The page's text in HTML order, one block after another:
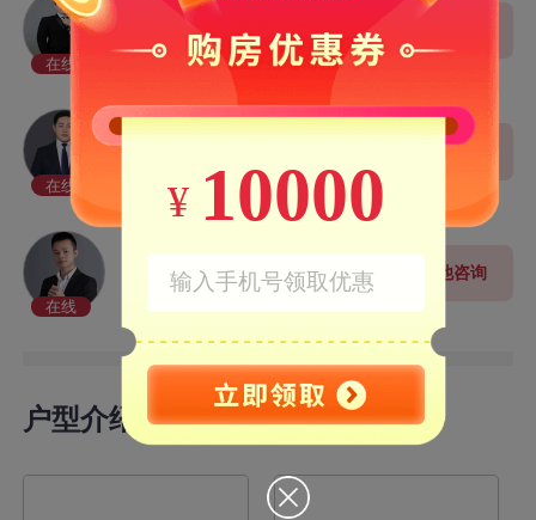
在线
代旭杰
高级置业顾问
在线
郭伟其
高级置业顾问
向她咨询
在线
熊辉
高级置业顾问
向他咨询
户型介绍
¥ 10000